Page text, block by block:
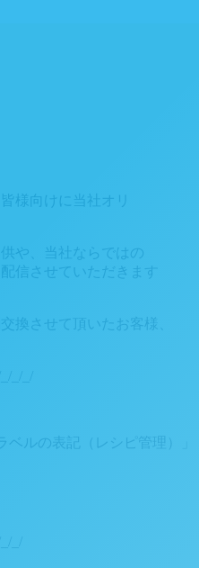
様向けに当社オリ
や、当社ならではの
信させていただきます
換させて頂いたお客様、
_/_/
ルの表記（レシピ管理）」